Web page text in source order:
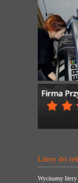
Litery do
Wycinamy litery